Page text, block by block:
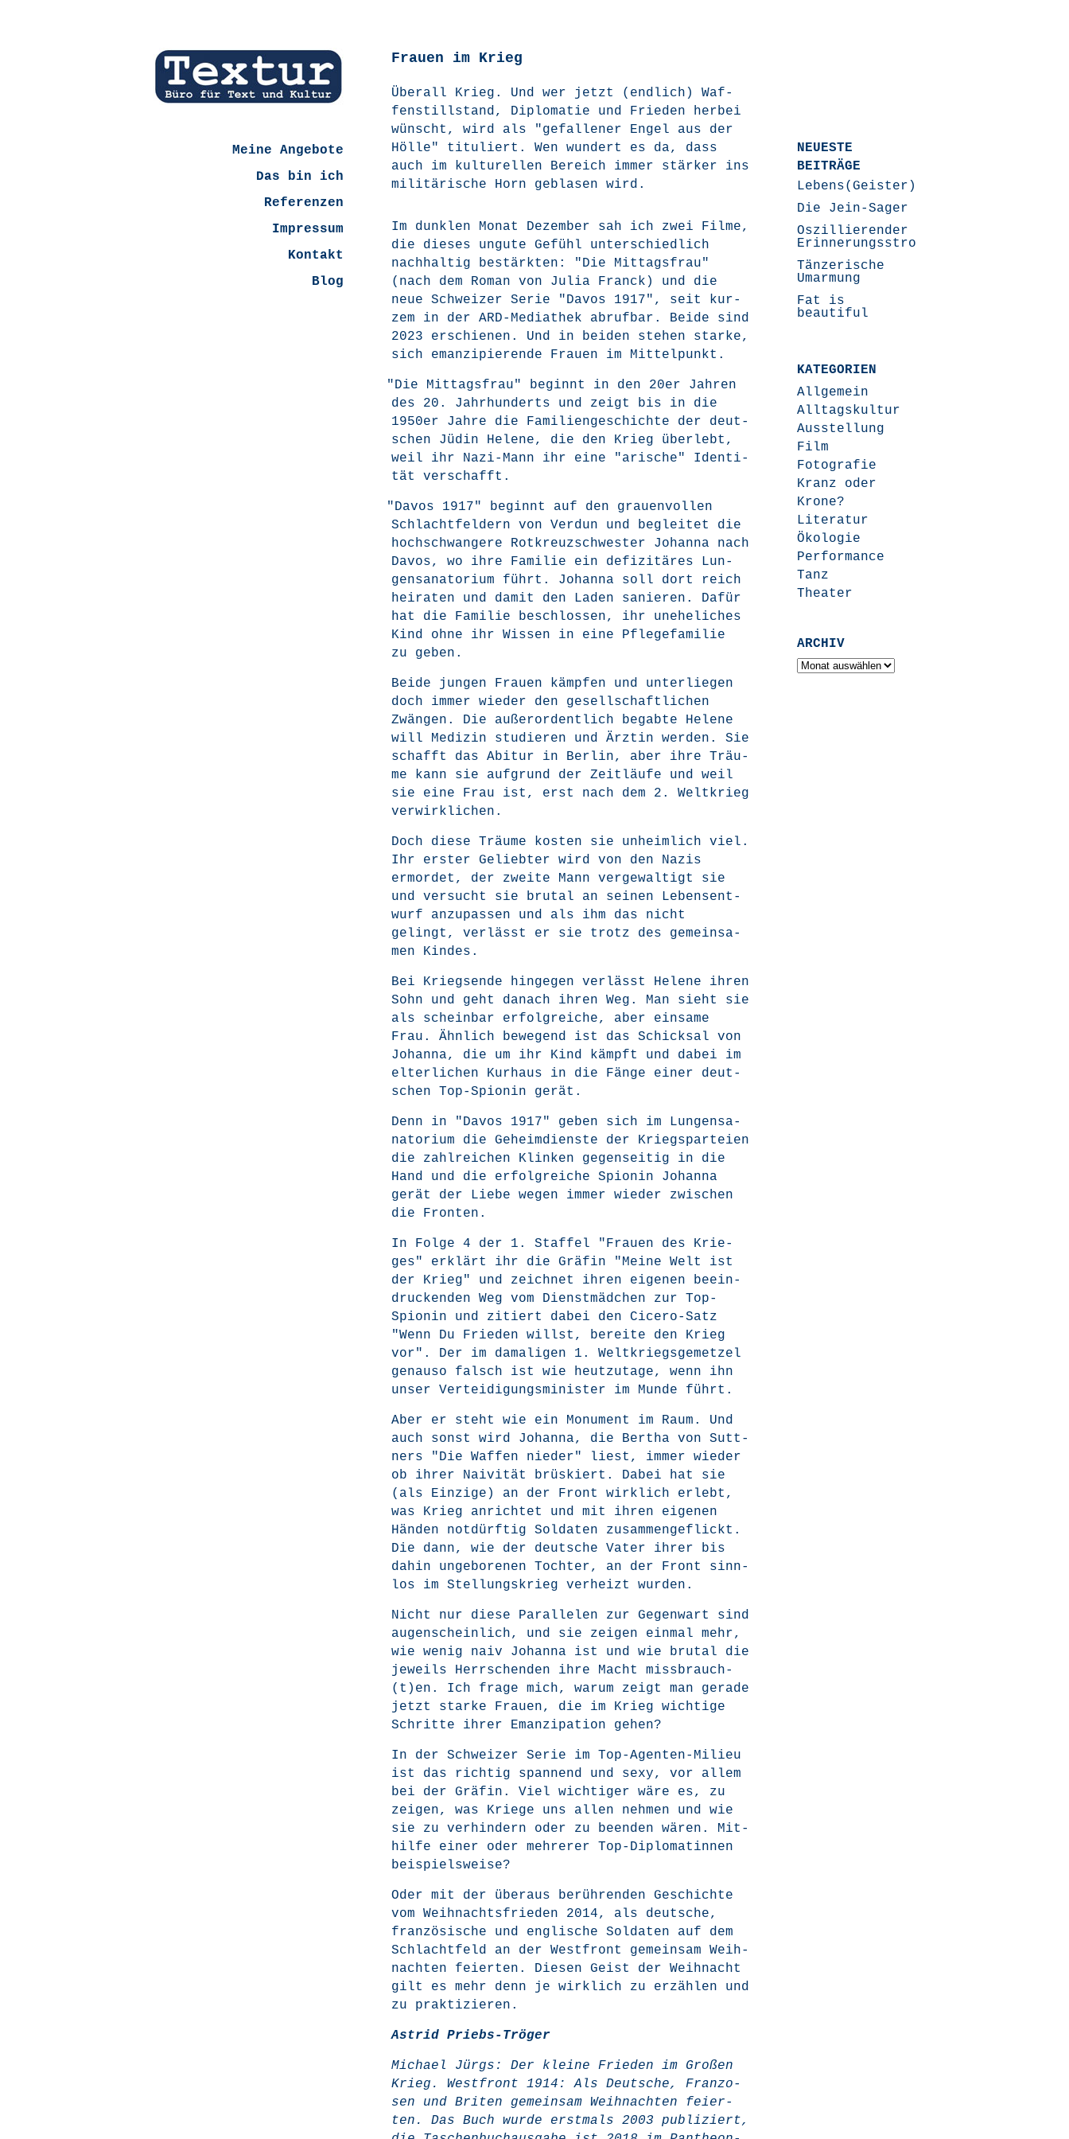
Meine Angebote
Das bin ich
Referenzen
Impressum
Kontakt
Blog
Frauen im Krieg
Über­all Krieg. Und wer jetzt (end­lich) Waf­
fen­still­stand, Diplo­ma­tie und Frie­den her­bei
wünscht, wird als "gefal­le­ner Engel aus der
Höl­le" titu­liert. Wen wun­dert es da, dass
auch im kul­tu­rel­len Bereich immer stär­ker ins
mili­tä­ri­sche Horn gebla­sen wird.
Im dunk­len Monat Dezem­ber sah ich zwei Fil­me,
die die­ses ungu­te Gefühl unter­schied­lich
nach­hal­tig bestärk­ten: "Die Mit­tags­frau"
(nach dem Roman von Julia Franck) und die
neue Schwei­zer Serie "Davos 1917", seit kur­
zem in der ARD-Media­thek abruf­bar. Bei­de sind
2023 erschie­nen. Und in bei­den ste­hen star­ke,
sich eman­zi­pie­ren­de Frau­en im Mittelpunkt.
"Die Mit­tags­frau" beginnt in den 20er Jah­ren
des 20. Jahr­hun­derts und zeigt bis in die
1950er Jah­re die Fami­li­en­ge­schich­te der deut­
schen Jüdin Hele­ne, die den Krieg über­lebt,
weil ihr Nazi-Mann ihr eine "ari­sche" Iden­ti­
tät verschafft.
"Davos 1917" beginnt auf den grau­en­vol­len
Schlacht­fel­dern von Ver­dun und beglei­tet die
hoch­schwan­ge­re Rot­kreuz­schwes­ter Johan­na nach
Davos, wo ihre Fami­lie ein defi­zi­tä­res Lun­
gen­sa­na­to­ri­um führt. Johan­na soll dort reich
hei­ra­ten und damit den Laden sanie­ren. Dafür
hat die Fami­lie beschlos­sen, ihr unehe­li­ches
Kind ohne ihr Wis­sen in eine Pfle­ge­fa­mi­lie
zu geben.
Bei­de jun­gen Frau­en kämp­fen und unter­lie­gen
doch immer wie­der den gesell­schaft­li­chen
Zwän­gen. Die außer­or­dent­lich begab­te Hele­ne
will Medi­zin stu­die­ren und Ärz­tin wer­den. Sie
schafft das Abitur in Ber­lin, aber ihre Träu­
me kann sie auf­grund der Zeit­läu­fe und weil
sie eine Frau ist, erst nach dem 2. Welt­krieg
verwirklichen.
Doch die­se Träu­me kos­ten sie unheim­lich viel.
Ihr ers­ter Gelieb­ter wird von den Nazis
ermor­det, der zwei­te Mann ver­ge­wal­tigt sie
und ver­sucht sie bru­tal an sei­nen Lebens­ent­
wurf anzu­pas­sen und als ihm das nicht
gelingt, ver­lässt er sie trotz des gemein­sa­
men Kindes.
Bei Kriegs­en­de hin­ge­gen ver­lässt Hele­ne ihren
Sohn und geht danach ihren Weg. Man sieht sie
als schein­bar erfolg­rei­che, aber ein­sa­me
Frau. Ähn­lich bewe­gend ist das Schick­sal von
Johan­na, die um ihr Kind kämpft und dabei im
elter­li­chen Kur­haus in die Fän­ge einer deut­
schen Top-Spio­nin gerät.
Denn in "Davos 1917" geben sich im Lun­gen­sa­
na­to­ri­um die Geheim­diens­te der Kriegs­par­tei­en
die zahl­rei­chen Klin­ken gegen­sei­tig in die
Hand und die erfolg­rei­che Spio­nin Johan­na
gerät der Lie­be wegen immer wie­der zwi­schen
die Fronten.
In Fol­ge 4 der 1. Staf­fel "Frau­en des Krie­
ges" erklärt ihr die Grä­fin "Mei­ne Welt ist
der Krieg" und zeich­net ihren eige­nen beein­
dru­cken­den Weg vom Dienst­mäd­chen zur Top-
Spio­nin und zitiert dabei den Cice­ro-Satz
"Wenn Du Frie­den willst, berei­te den Krieg
vor". Der im dama­li­gen 1. Welt­kriegs­ge­met­zel
genau­so falsch ist wie heut­zu­ta­ge, wenn ihn
unser Ver­tei­di­gungs­mi­nis­ter im Mun­de führt.
Aber er steht wie ein Monu­ment im Raum. Und
auch sonst wird Johan­na, die Ber­tha von Sutt­
ners "Die Waf­fen nie­der" liest, immer wie­der
ob ihrer Nai­vi­tät brüs­kiert. Dabei hat sie
(als Ein­zi­ge) an der Front wirk­lich erlebt,
was Krieg anrich­tet und mit ihren eige­nen
Hän­den not­dürf­tig Sol­da­ten zusam­men­ge­flickt.
Die dann, wie der deut­sche Vater ihrer bis
dahin unge­bo­re­nen Toch­ter, an der Front sinn­
los im Stel­lungs­krieg ver­heizt wurden.
Nicht nur die­se Par­al­le­len zur Gegen­wart sind
augen­schein­lich, und sie zei­gen ein­mal mehr,
wie wenig naiv Johan­na ist und wie bru­tal die
jeweils Herr­schen­den ihre Macht missbrauch-
(t)en. Ich fra­ge mich, war­um zeigt man gera­de
jetzt star­ke Frau­en, die im Krieg wich­ti­ge
Schrit­te ihrer Eman­zi­pa­ti­on gehen?
In der Schwei­zer Serie im Top-Agen­ten-Milieu
ist das rich­tig span­nend und sexy, vor allem
bei der Grä­fin. Viel wich­ti­ger wäre es, zu
zei­gen, was Krie­ge uns allen neh­men und wie
sie zu ver­hin­dern oder zu been­den wären. Mit­
hil­fe einer oder meh­re­rer Top-Diplo­ma­tin­nen
beispielsweise?
Oder mit der über­aus berüh­ren­den Geschich­te
vom Weih­nachts­frie­den 2014, als deut­sche,
fran­zö­si­sche und eng­li­sche Sol­da­ten auf dem
Schlacht­feld an der West­front gemein­sam Weih­
nach­ten fei­er­ten. Die­sen Geist der Weih­nacht
gilt es mehr denn je wirk­lich zu erzäh­len und
zu praktizieren.
Astrid Priebs-Trö­ger
Micha­el Jürgs: Der klei­ne Frie­den im Gro­ßen
Krieg. West­front 1914: Als Deut­sche, Fran­zo­
sen und Bri­ten gemein­sam Weih­nach­ten fei­er­
ten. Das Buch wur­de erst­mals 2003 publi­ziert,
NEUESTE
BEITRÄGE
Lebens(Geister)Geschichten
Die Jein-Sager
Oszillierender
Erinnerungsstrom
Tänzerische
Umarmung
Fat is
beautiful
KATEGORIEN
Allgemein
Alltagskultur
Ausstellung
Film
Fotografie
Kranz oder
Krone?
Literatur
Ökologie
Performance
Tanz
Theater
ARCHIV
Archiv